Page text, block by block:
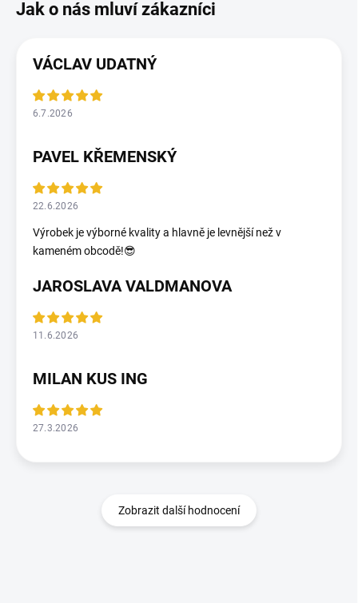
VÁCLAV UDATNÝ
6.7.2026
PAVEL KŘEMENSKÝ
22.6.2026
Výrobek je výborné kvality a hlavně je levnější než v
kameném obcodě!😎
JAROSLAVA VALDMANOVA
11.6.2026
MILAN KUS ING
27.3.2026
Zobrazit další hodnocení